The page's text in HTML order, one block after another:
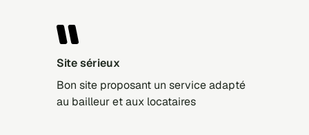
Site sérieux
Bon site proposant un service adapté
au bailleur et aux locataires